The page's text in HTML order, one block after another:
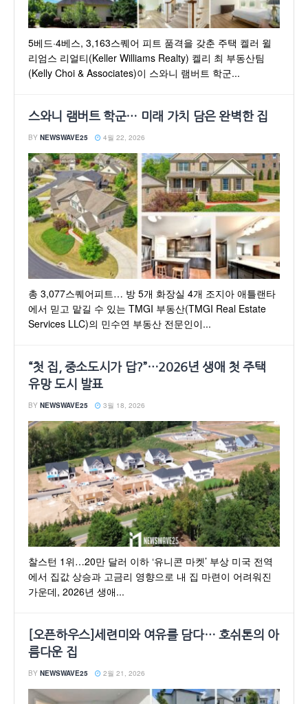
5베드·4베스, 3,163스퀘어 피트 품격을 갖춘 주택 켈러 윌
리엄스 리얼티(Keller Williams Realty) 켈리 최 부동산팀
(Kelly Choi & Associates)이 스와니 램버트 학군...
스와니 램버트 학군… 미래 가치 담은 완벽한 집
BY NEWSWAVE25 4월 22, 2026
총 3,077스퀘어피트… 방 5개 화장실 4개 조지아 애틀랜타
에서 믿고 맡길 수 있는 TMGI 부동산(TMGI Real Estate
Services LLC)의 민수연 부동산 전문인이...
“첫 집, 중소도시가 답?”…2026년 생애 첫 주택
유망 도시 발표
BY NEWSWAVE25 3월 18, 2026
찰스턴 1위…20만 달러 이하 ‘유니콘 마켓’ 부상 미국 전역
에서 집값 상승과 고금리 영향으로 내 집 마련이 어려워진
가운데, 2026년 생애...
[오픈하우스]세련미와 여유를 담다… 호쉬톤의 아
름다운 집
BY NEWSWAVE25 2월 21, 2026